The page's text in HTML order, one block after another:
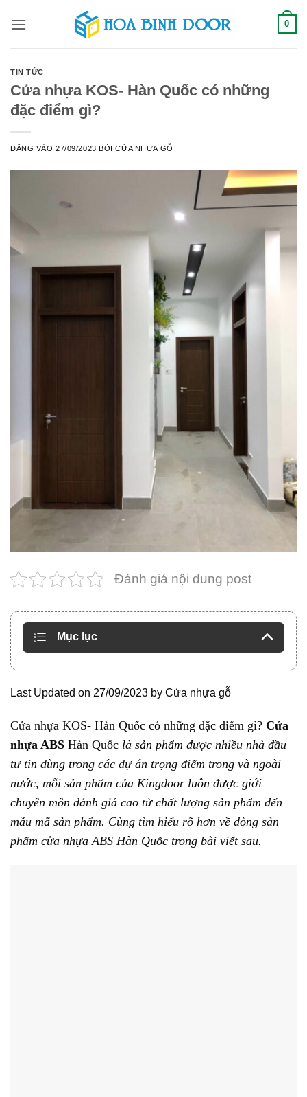
qua
0
TIN TỨC
Cửa nhựa KOS- Hàn Quốc có những
đặc điểm gì?
ĐĂNG VÀO27/09/2023 BỞICỬA NHỰA GỖ
Đánh giá nội dung post
Mục lục
Last Updated on 27/09/2023 by Cửa nhựa gỗ
Cửa nhựa KOS- Hàn Quốc có những đặc điểm gì? Cửa
nhựa ABS Hàn Quốc là sản phẩm được nhiều nhà đầu
tư tin dùng trong các dự án trọng điểm trong và ngoài
nước, mỗi sản phẩm của Kingdoor luôn được giới
chuyên môn đánh giá cao từ chất lượng sản phẩm đến
mẫu mã sản phẩm. Cùng tìm hiểu rõ hơn về dòng sản
phẩm cửa nhựa ABS Hàn Quốc trong bài viết sau.